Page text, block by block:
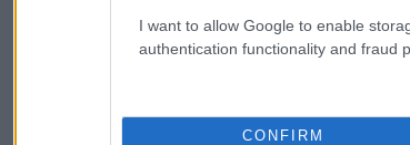
I want to allow Google to enable
authentication functionality and fraud
CONFIRM